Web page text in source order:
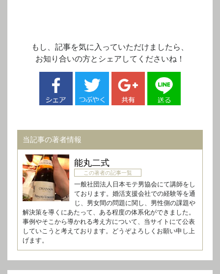
もし、記事を気に入っていただけましたら、
お知り合いの方とシェアしてくださいね！
当記事の著者情報
能丸二式
この著者の記事一覧
一般社団法人日本モテ男協会にて講師をし
ております。婚活支援会社での経験等を通
じ、男女間の問題に関し、男性側の課題や
解決策を導くにあたって、ある程度の体系化ができました。
事例やそこから導かれる考え方について、当サイトにて公表
していこうと考えております。どうぞよろしくお願い申し上
げます。